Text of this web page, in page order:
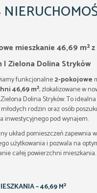
mieszkanie 46,69 m²
| Zielona Dolina Stryków
funkcjonalne2-pokojowe
46,69 m², zlokalizowane w
Dolina Stryków. To
rodzin oraz osób
inwestycyjnego pod wynajem.
układ pomieszczeń zapewnia
użytkowania i pozwala na
całej powierzchni mieszkania.
– 46,69 M²